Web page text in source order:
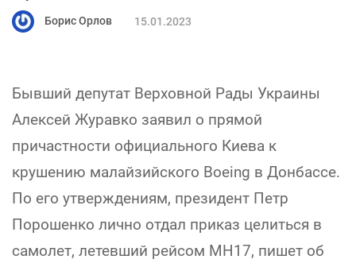
Борис Орлов 15.01.2023
Бывший депутат Верховной Рады Украины
Алексей Журавко заявил о прямой
причастности официального Киева к
крушению малайзийского Boeing в Донбассе.
По его утверждениям, президент Петр
Порошенко лично отдал приказ целиться в
самолет, летевший рейсом MH17, пишет об